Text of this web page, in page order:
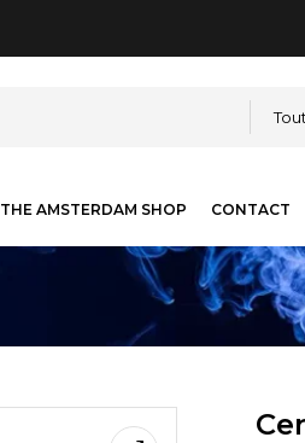
THE AMSTERDAM SHOP CONTACT